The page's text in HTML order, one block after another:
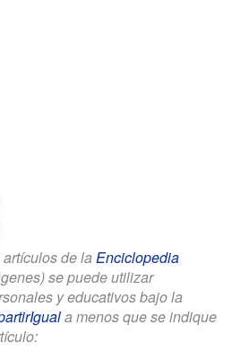
de la Enciclopedia
se puede utilizar
y educativos bajo la
a menos que se indique